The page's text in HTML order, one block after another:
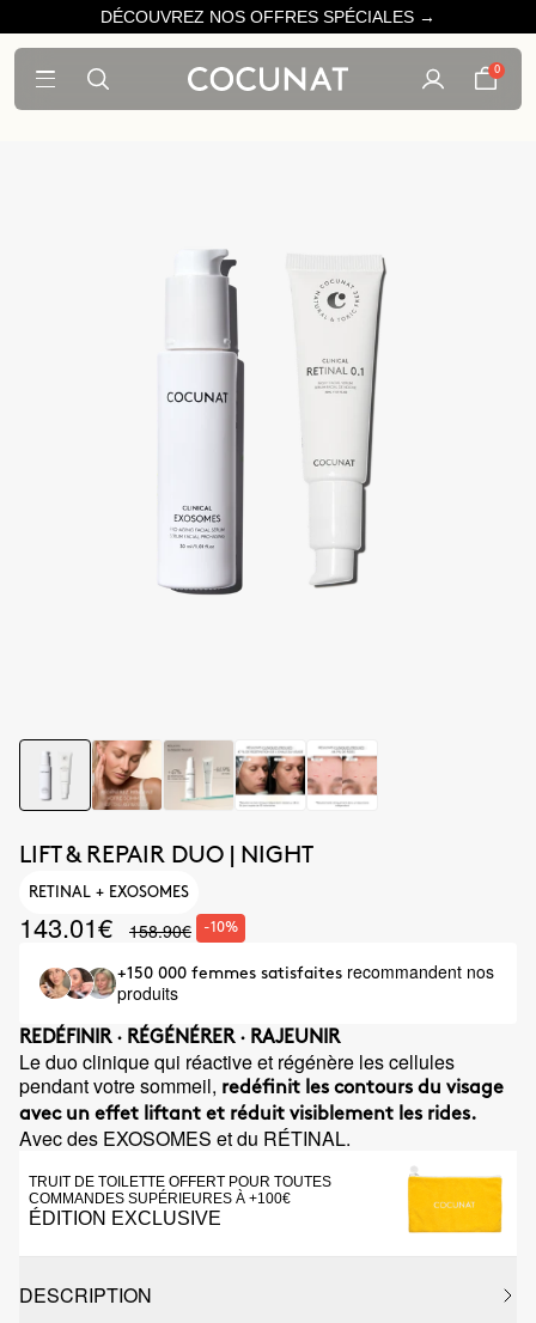
DÉCOUVREZ NOS OFFRES SPÉCIALES →
0
LIFT & REPAIR DUO | NIGHT
RETINAL + EXOSOMES
143.01€ 158.90€ -10%
+150 000 femmes satisfaites recommandent nos
produits
REDÉFINIR · RÉGÉNÉRER · RAJEUNIR
Le duo clinique qui réactive et régénère les cellules
pendant votre sommeil, redéfinit les contours du visage
avec un effet liftant et réduit visiblement les rides.
Avec des EXOSOMES et du RÉTINAL.
TRUIT DE TOILETTE OFFERT POUR TOUTES
COMMANDES SUPÉRIEURES À +100€
ÉDITION EXCLUSIVE
DESCRIPTION